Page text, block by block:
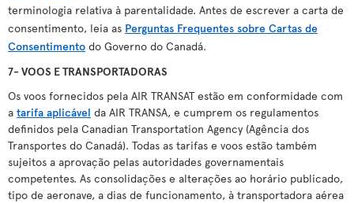
terminologia relativa à parentalidade. Antes de escrever a carta de
consentimento, leia as Perguntas Frequentes sobre Cartas de
Consentimento do Governo do Canadá.
7- VOOS E TRANSPORTADORAS
Os voos fornecidos pela AIR TRANSAT estão em conformidade com
a tarifa aplicável da AIR TRANSA, e cumprem os regulamentos
definidos pela Canadian Transportation Agency (Agência dos
Transportes do Canadá). Todas as tarifas e voos estão também
sujeitos a aprovação pelas autoridades governamentais
competentes. As consolidações e alterações ao horário publicado,
tipo de aeronave, a dias de funcionamento, à transportadora aérea